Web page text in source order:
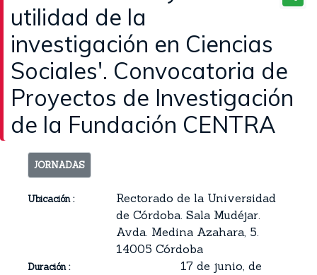
utilidad de la
investigación en Ciencias
Sociales'. Convocatoria de
Proyectos de Investigación
de la Fundación CENTRA
JORNADAS
Ubicación :
Rectorado de la Universidad
de Córdoba. Sala Mudéjar.
Avda. Medina Azahara, 5.
14005 Córdoba
Duración :
17 de junio, de